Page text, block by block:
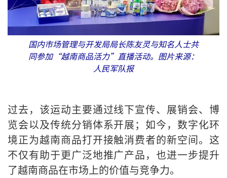
国内市场管理与开发局局长陈友灵与知名人士共
同参加“越南商品活力”直播活动。图片来源：
人民军队报
过去，该运动主要通过线下宣传、展销会、博
览会以及传统分销体系开展；如今，数字化环
境正为越南商品打开接触消费者的新空间。这
不仅有助于更广泛地推广产品，也进一步提升
了越南商品在市场上的价值与竞争力。